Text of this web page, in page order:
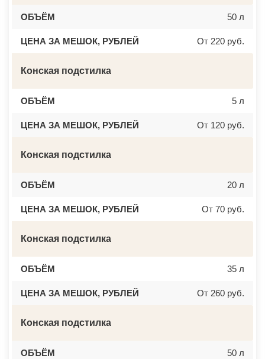
ОБЪЁМ 50 л
ЦЕНА ЗА МЕШОК, РУБЛЕЙ От 220 руб.
Конская подстилка
ОБЪЁМ 5 л
ЦЕНА ЗА МЕШОК, РУБЛЕЙ От 120 руб.
Конская подстилка
ОБЪЁМ 20 л
ЦЕНА ЗА МЕШОК, РУБЛЕЙ От 70 руб.
Конская подстилка
ОБЪЁМ 35 л
ЦЕНА ЗА МЕШОК, РУБЛЕЙ От 260 руб.
Конская подстилка
ОБЪЁМ 50 л